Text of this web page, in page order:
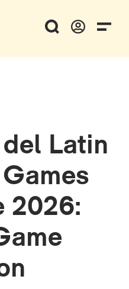
Latin
2026: